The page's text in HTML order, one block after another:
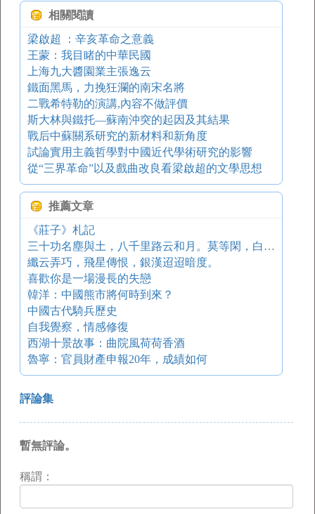
相關閱讀
梁啟超 ：辛亥革命之意義
王蒙：我目睹的中華民國
上海九大醬園業主張逸云
鐵面黑馬，力挽狂瀾的南宋名將
二戰希特勒的演講,內容不做評價
斯大林與鐵托—蘇南沖突的起因及其結果
戰后中蘇關系研究的新材料和新角度
試論實用主義哲學對中國近代學術研究的影響
從“三界革命”以及戲曲改良看梁啟超的文學思想
推薦文章
《莊子》札記
三十功名塵與土，八千里路云和月。莫等閑，白了少年頭，空悲切！——湮沒在君主淫威下的英雄
纖云弄巧，飛星傳恨，銀漢迢迢暗度。
喜歡你是一場漫長的失戀
韓洋：中國熊市將何時到來？
中國古代騎兵歷史
自我覺察，情感修復
西湖十景故事：曲院風荷荷香酒
魯寧：官員財產申報20年，成績如何
評論集
暫無評論。
稱謂：